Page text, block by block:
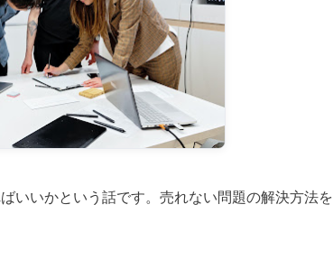
いいかという話です。売れない問題の解決方法を